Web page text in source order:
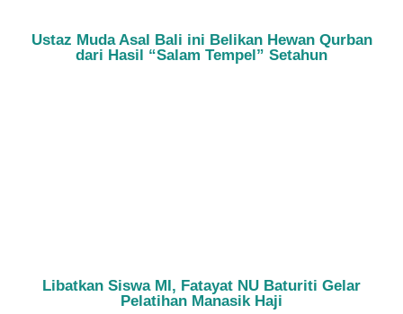
Ustaz Muda Asal Bali ini Belikan Hewan Qurban
dari Hasil “Salam Tempel” Setahun
Libatkan Siswa MI, Fatayat NU Baturiti Gelar
Pelatihan Manasik Haji